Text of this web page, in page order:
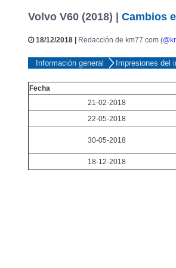
Volvo V60 (2018) | Cambios
18/12/2018 | Redacción de km77.com (
Información general Impresiones del
Fecha
21-02-2018
22-05-2018
30-05-2018
18-12-2018